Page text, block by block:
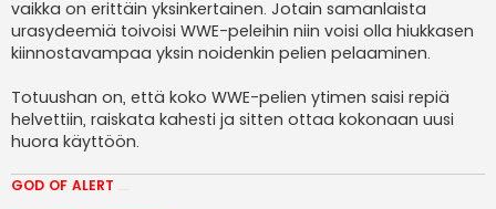
vaikka on erittäin yksinkertainen. Jotain samanlaista
urasydeemiä toivoisi WWE-peleihin niin voisi olla hiukkasen
kiinnostavampaa yksin noidenkin pelien pelaaminen.
Totuushan on, että koko WWE-pelien ytimen saisi repiä
helvettiin, raiskata kahesti ja sitten ottaa kokonaan uusi
huora käyttöön.
GOD OF ALERT